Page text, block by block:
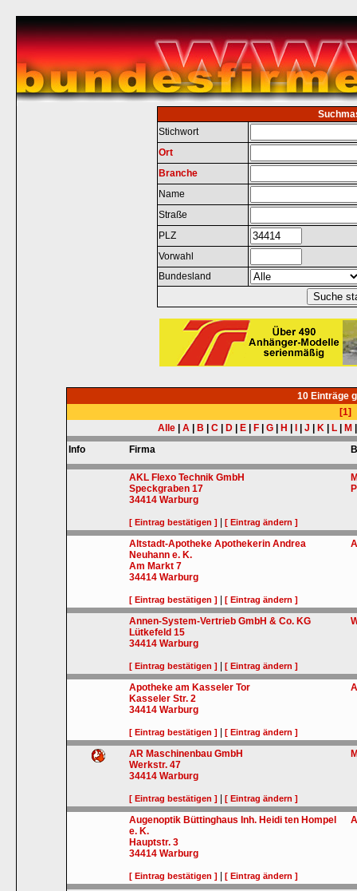
Stichwort
Ort
Branche
Name
Straße
PLZ
Vorwahl
Bundesland
10 Einträge
[1]
Alle
A B C D E F G H J K L M
Info
Firma
AKL Flexo Technik GmbH
Speckgraben 17
34414 Warburg
[ Eintrag bestätigen ] |[ Eintrag ändern ]
Altstadt-Apotheke Apothekerin Andrea
Neuhann e. K.
Am Markt 7
34414 Warburg
[ Eintrag bestätigen ] |[ Eintrag ändern ]
Annen-System-Vertrieb GmbH & Co. KG
Lütkefeld 15
34414 Warburg
[ Eintrag bestätigen ] |[ Eintrag ändern ]
Apotheke am Kasseler Tor
Kasseler Str. 2
34414 Warburg
[ Eintrag bestätigen ] |[ Eintrag ändern ]
AR Maschinenbau GmbH
Werkstr. 47
34414 Warburg
[ Eintrag bestätigen ] |[ Eintrag ändern ]
Augenoptik Büttinghaus Inh. Heidi ten Hompel
e. K.
Hauptstr. 3
34414 Warburg
[ Eintrag bestätigen ] |[ Eintrag ändern ]